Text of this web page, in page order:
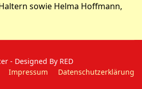
sowie Helma Hoffmann,
- Designed By RED
Impressum
Datenschutzerklärung